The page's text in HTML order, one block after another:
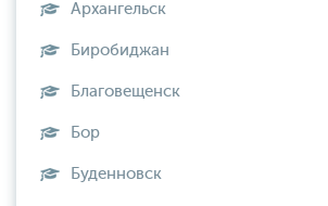
Архангельск
Биробиджан
Благовещенск
Бор
Буденновск